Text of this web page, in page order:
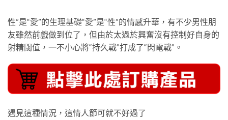
性”是“愛”的生理基礎“愛”是“性”的情感升華，有不少男性朋
友雖然前戲做到位了，但由於太過於興奮沒有控制好自身的
射精閾值，一不小心將“持久戰”打成了“閃電戰”。
遇見這種情況，這情人節可就不好過了